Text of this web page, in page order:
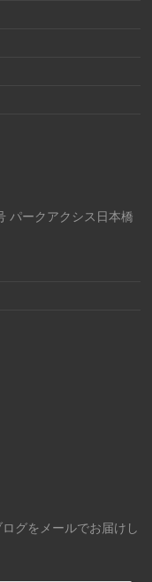
パークアクシス日本橋
グをメールでお届けし